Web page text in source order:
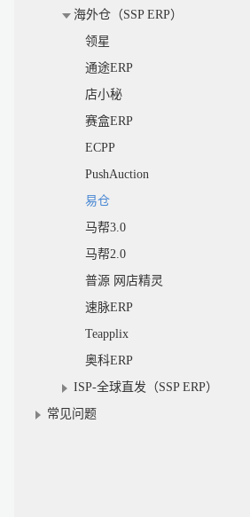
海外仓（SSP ERP）
领星
通途ERP
店小秘
赛盒ERP
ECPP
PushAuction
易仓
马帮3.0
马帮2.0
普源 网店精灵
速脉ERP
Teapplix
奥科ERP
ISP-全球直发（SSP ERP）
常见问题